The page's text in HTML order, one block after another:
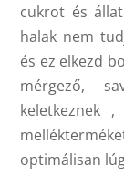
cukrot és
halak nem
és ez elkezd
mérgező,
keletkeznek
optimálisan